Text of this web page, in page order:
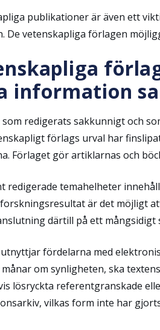
publikationer är även ett
De vetenskapliga förlagen
information
som redigerats sakkunnigt och
förlags urval har
Förlaget gör artiklarnas och
redigerade temahelheter
är det möjligt
därtill på ett mångsidigt
fördelarna med
om synligheten, ska
lösryckta referentgranskade
vilkas form inte har